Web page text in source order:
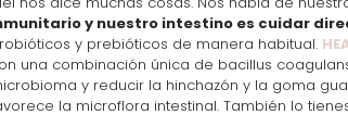
y nuestro intestino es cuidar
y prebióticos de manera habitual.
una combinación única de bacillus
y reducir la hinchazón y la goma
la microflora intestinal. También lo